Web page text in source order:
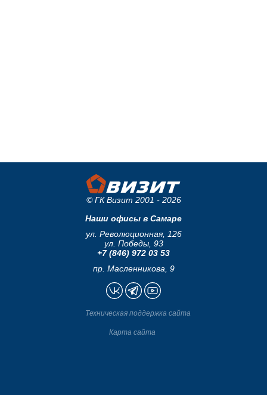
© ГК Визит 2001 - 2026
Наши офисы в Самаре
ул. Революционная, 126
ул. Победы, 93
+7 (846) 972 03 53
пр. Масленникова, 9
Техническая поддержка сайта
Карта сайта